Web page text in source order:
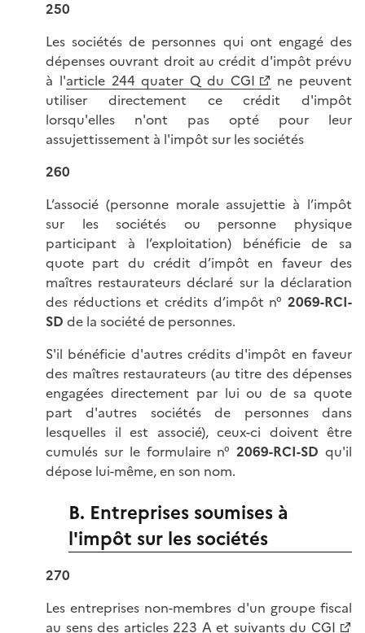
250
Les sociétés de personnes qui ont engagé des
dépenses ouvrant droit au crédit d'impôt prévu
à l'article 244 quater Q du CGI
ne peuvent
utiliser directement ce crédit d'impôt
lorsqu'elles n'ont pas opté pour leur
assujettissement à l'impôt sur les sociétés
260
L’associé (personne morale assujettie à l’impôt
sur les sociétés ou personne physique
participant à l’exploitation) bénéficie de sa
quote part du crédit d’impôt en faveur des
maîtres restaurateurs déclaré sur la déclaration
des réductions et crédits d’impôt n° 2069-RCI-
SD de la société de personnes.
S'il bénéficie d'autres crédits d'impôt en faveur
des maîtres restaurateurs (au titre des dépenses
engagées directement par lui ou de sa quote
part d'autres sociétés de personnes dans
lesquelles il est associé), ceux-ci doivent être
cumulés sur le formulaire n°2069-RCI-SD qu'il
dépose lui-même, en son nom.
B. Entreprises soumises à
l'impôt sur les sociétés
270
Les entreprises non-membres d'un groupe fiscal
au sens des articles 223 A et suivants du CGI